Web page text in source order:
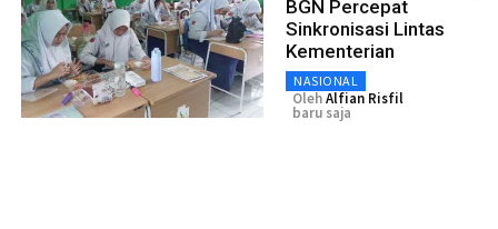
BGN Percepat
Sinkronisasi Lintas
Kementerian
NASIONAL
OlehAlfian Risfil
baru saja